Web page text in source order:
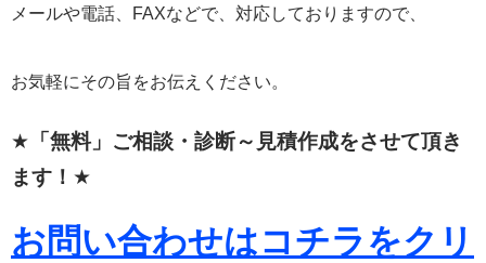
メールや電話、FAXなどで、対応しておりますので、
お気軽にその旨をお伝えください。
★ 「無料」ご相談・診断～見積作成をさせて頂き
ます！ ★
お問い合わせはコチラをクリ